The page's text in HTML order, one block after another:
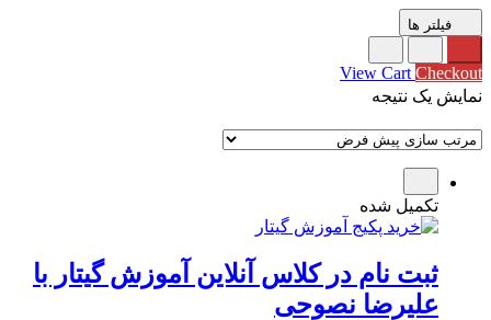
0
View Cart Checkout
فیلتر ها
نمایش یک نتیجه
تکمیل شده
ثبت نام در کلاس آنلاین آموزش گیتار با
علیرضا نصوحی